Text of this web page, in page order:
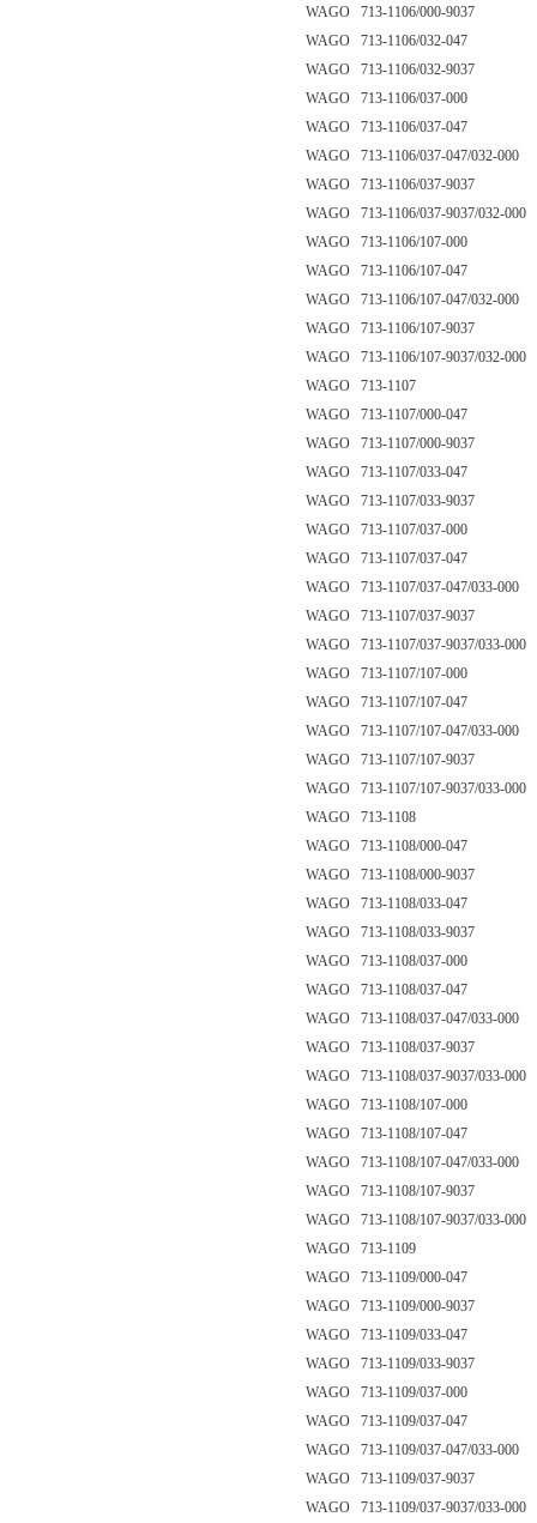
WAGO 713-1106/000-9037
WAGO 713-1106/032-047
WAGO 713-1106/032-9037
WAGO 713-1106/037-000
WAGO 713-1106/037-047
WAGO 713-1106/037-047/032-000
WAGO 713-1106/037-9037
WAGO 713-1106/037-9037/032-000
WAGO 713-1106/107-000
WAGO 713-1106/107-047
WAGO 713-1106/107-047/032-000
WAGO 713-1106/107-9037
WAGO 713-1106/107-9037/032-000
WAGO 713-1107
WAGO 713-1107/000-047
WAGO 713-1107/000-9037
WAGO 713-1107/033-047
WAGO 713-1107/033-9037
WAGO 713-1107/037-000
WAGO 713-1107/037-047
WAGO 713-1107/037-047/033-000
WAGO 713-1107/037-9037
WAGO 713-1107/037-9037/033-000
WAGO 713-1107/107-000
WAGO 713-1107/107-047
WAGO 713-1107/107-047/033-000
WAGO 713-1107/107-9037
WAGO 713-1107/107-9037/033-000
WAGO 713-1108
WAGO 713-1108/000-047
WAGO 713-1108/000-9037
WAGO 713-1108/033-047
WAGO 713-1108/033-9037
WAGO 713-1108/037-000
WAGO 713-1108/037-047
WAGO 713-1108/037-047/033-000
WAGO 713-1108/037-9037
WAGO 713-1108/037-9037/033-000
WAGO 713-1108/107-000
WAGO 713-1108/107-047
WAGO 713-1108/107-047/033-000
WAGO 713-1108/107-9037
WAGO 713-1108/107-9037/033-000
WAGO 713-1109
WAGO 713-1109/000-047
WAGO 713-1109/000-9037
WAGO 713-1109/033-047
WAGO 713-1109/033-9037
WAGO 713-1109/037-000
WAGO 713-1109/037-047
WAGO 713-1109/037-047/033-000
WAGO 713-1109/037-9037
WAGO 713-1109/037-9037/033-000